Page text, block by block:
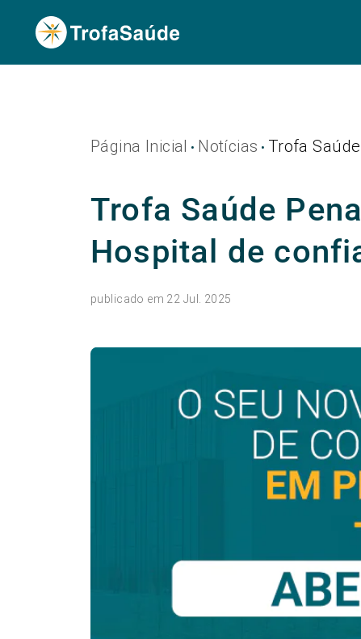
Página Inicial • Notícias • Trofa
Trofa Saúde
Hospital de
publicado em 22 Jul. 2025